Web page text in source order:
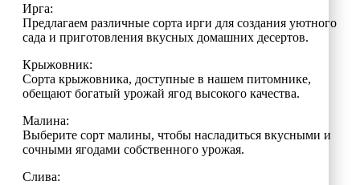
Ирга:
Предлагаем различные сорта ирги для создания уютного
сада и приготовления вкусных домашних десертов.
Крыжовник:
Сорта крыжовника, доступные в нашем питомнике,
обещают богатый урожай ягод высокого качества.
Малина:
Выберите сорт малины, чтобы насладиться вкусными и
сочными ягодами собственного урожая.
Слива: